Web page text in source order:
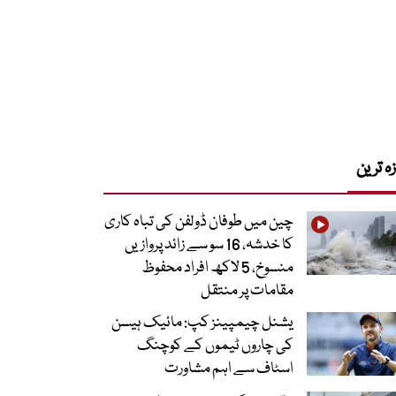
ترین
چین میں طوفان ڈولفن کی تباہ کاری
کا خدشہ، 16 سو سے زائد پروازیں
منسوخ، 5 لاکھ افراد محفوظ
مقامات پر منتقل
یشنل چیمپینز کپ: مائیک ہیسن
کی چاروں ٹیموں کے کوچنگ
اسٹاف سے اہم مشاورت